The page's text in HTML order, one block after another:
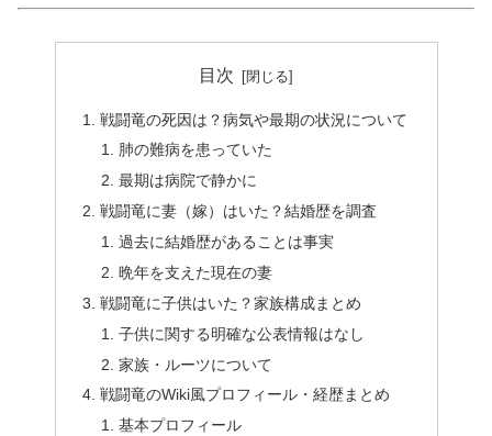
目次
戦闘竜の死因は？病気や最期の状況について
肺の難病を患っていた
最期は病院で静かに
戦闘竜に妻（嫁）はいた？結婚歴を調査
過去に結婚歴があることは事実
晩年を支えた現在の妻
戦闘竜に子供はいた？家族構成まとめ
子供に関する明確な公表情報はなし
家族・ルーツについて
戦闘竜のWiki風プロフィール・経歴まとめ
基本プロフィール